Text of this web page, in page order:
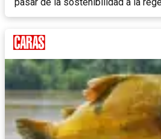
pasar de la sostenibilidad a la